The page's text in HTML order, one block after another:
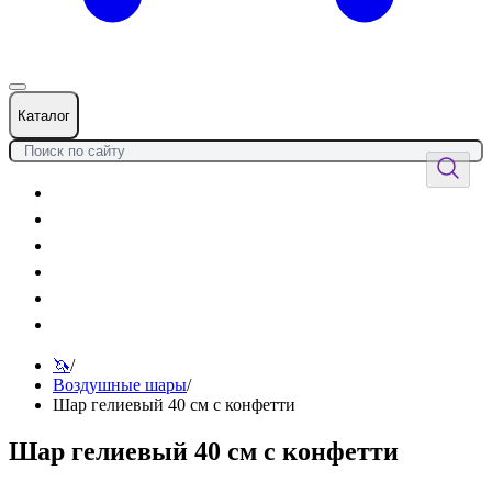
Каталог
🦄/
Воздушные шары/
Шар гелиевый 40 см с конфетти
Шар гелиевый 40 см с конфетти